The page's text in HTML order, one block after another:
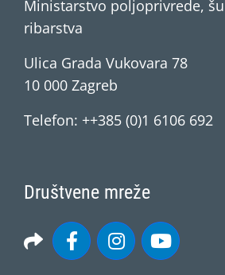
Ministarstvo poljoprivrede,
ribarstva
Ulica Grada Vukovara 78
10 000 Zagreb
Telefon: ++385 (0)1 6106 692
Društvene mreže